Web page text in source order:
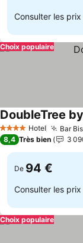
Consulter les
Choix populaire
4 Étoiles Hotel Bar
DoubleTree
8,4 Très bien 3
De 94 €
Consulter les
Choix populaire